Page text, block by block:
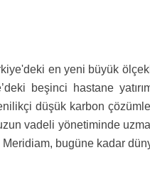
en yeni büyük
beşinci hastane
düşük karbon
vadeli yönetiminde
bugüne kadar